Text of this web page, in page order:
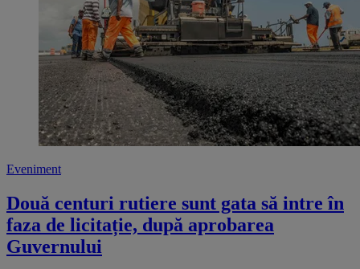
Eveniment
Două centuri rutiere sunt gata să intre în
faza de licitație, după aprobarea
Guvernului